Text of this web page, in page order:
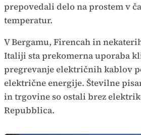
prepovedali delo na prostem v
temperatur.
V Bergamu, Firencah in
Italiji sta prekomerna uporaba
pregrevanje električnih kablov
električne energije. Številne
in trgovine so ostali brez
Repubblica.